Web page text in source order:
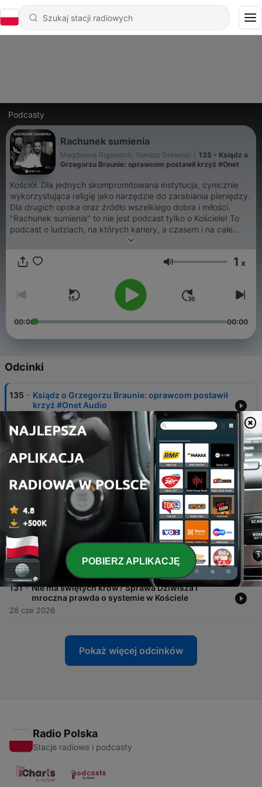
Podcasty
Rachunek sumienia
Magdalena Rigamonti, Tomasz Sekielski
135 - Ksiądz o
Grzegorzu Braunie: oprawcom postawił krzyż #Onet
Kościół. Dla jednych skompromitowana instytucja, cynicznie
wykorzystująca religię jako narzędzie do zarabiania pieniędzy.
Dla drugich opoka oraz źródło wszelkiego dobra i miłości.
"Rachunek sumienia" to nie jest podcast tylko o Kościele! To
podcast o ludziach, na których kariery, a czasem i na całe
posłuchajcie. Jeśli je w sobie macie - posłuchajcie tym
Głośność 1 x
00:00 00:00
Odcinki
135 - Ksiądz o Grzegorzu Braunie: oprawcom postawił
krzyż #Onet Audio
134
Ekskomunika G. Brauna? Ks. Kobyliński o decyzji
Watykanu #Onet Audio
12 lip 2026
133 - Miał leczyć dzieci. Zamiast tego wydarzył się
koszmar #Onet Audio
05 lip 2026
Nie ma świętych krów? Sprawa Dziwisza i
mroczna prawda o systemie w Kościele #Onet
Audio
28 cze 2026
131 - Nie ma świętych krów? Sprawa Dziwisza i
mroczna prawda o systemie w Kościele
28 cze 2026
Pokaż więcej odcinków
Radio Polska
Stacje radiowe i podcasty
POBIERZ APLIKACJĘ